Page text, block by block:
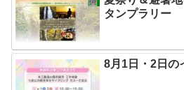
タンプラリー
8月1日・2日の